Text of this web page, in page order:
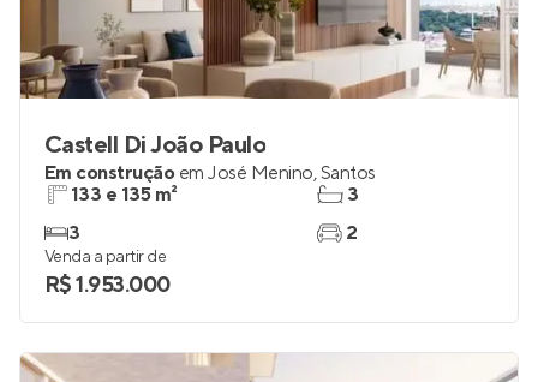
Castell Di João Paulo
Em construção em José Menino,Santos
133 e 135 m²
3
3
2
Venda a partir de
R$ 1.953.000